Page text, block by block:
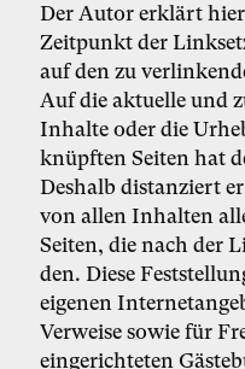
Der Au­tor er­klärt
Zeit­punkt der
auf den zu
Auf die ak­tu­el­le und
In­hal­te oder die
knüpf­ten Sei­ten hat
Des­halb dis­tan­ziert
von al­len In­hal­ten
Sei­ten, die nach der
den. Die­se
ei­ge­nen
Ver­wei­se so­wie für
ein­ge­rich­te­ten